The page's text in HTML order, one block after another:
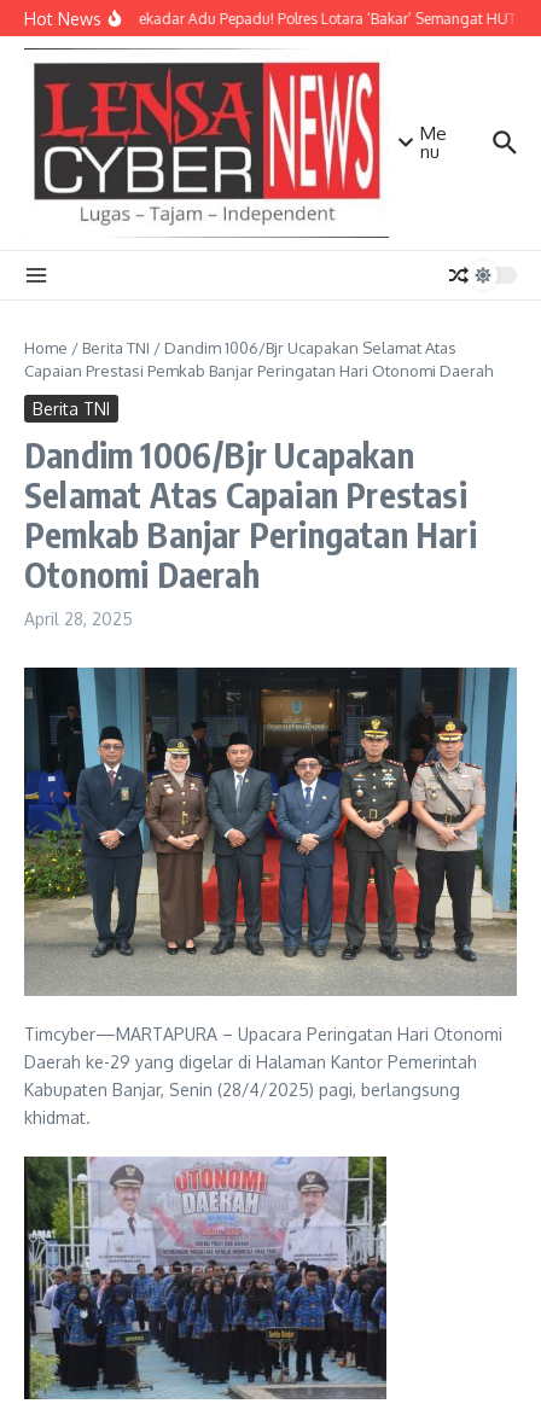
Lewati ke konten
Hot NewsBukan Sekadar Adu Pepadu! Polres Lotara ‘Bakar’ Semangat HUT
Me
nu
Home / Berita TNI / Dandim 1006/Bjr Ucapakan Selamat Atas
Capaian Prestasi Pemkab Banjar Peringatan Hari Otonomi Daerah
Berita TNI
Dandim 1006/Bjr Ucapakan
Selamat Atas Capaian Prestasi
Pemkab Banjar Peringatan Hari
Otonomi Daerah
April 28, 2025
Timcyber—MARTAPURA – Upacara Peringatan Hari Otonomi
Daerah ke-29 yang digelar di Halaman Kantor Pemerintah
Kabupaten Banjar, Senin (28/4/2025) pagi, berlangsung
khidmat.